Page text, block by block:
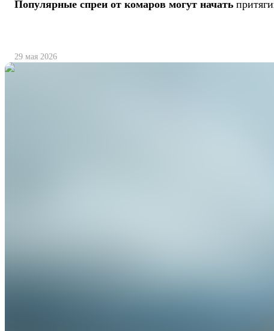
Популярные спреи от комаров могут начать
29 мая 2026